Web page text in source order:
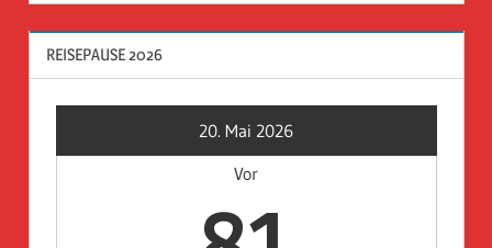
REISEPAUSE 2026
20. Mai 2026
Vor